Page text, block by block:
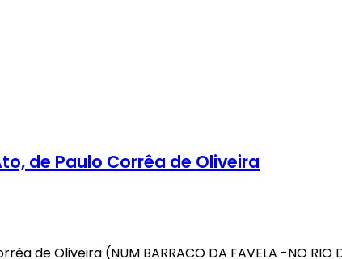
de Paulo Corrêa de Oliveira
de Oliveira (NUM BARRACO DA FAVELA -NO RIO